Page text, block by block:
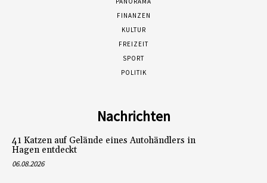
FINANZEN
KULTUR
FREIZEIT
SPORT
POLITIK
Nachrichten
41 Katzen auf Gelände eines Autohändlers in
Hagen entdeckt
06.08.2026